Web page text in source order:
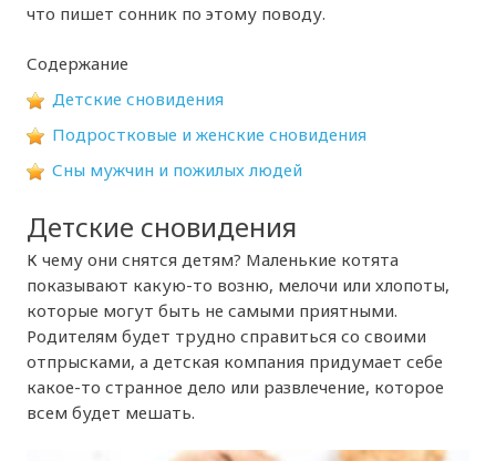
что пишет сонник по этому поводу.
Содержание
Детские сновидения
Подростковые и женские сновидения
Сны мужчин и пожилых людей
Детские сновидения
К чему они снятся детям? Маленькие котята
показывают какую-то возню, мелочи или хлопоты,
которые могут быть не самыми приятными.
Родителям будет трудно справиться со своими
отпрысками, а детская компания придумает себе
какое-то странное дело или развлечение, которое
всем будет мешать.